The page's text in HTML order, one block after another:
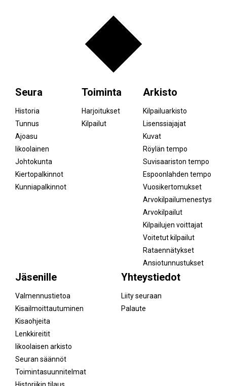
Seura
Historia
Tunnus
Ajoasu
Iikoolainen
Johtokunta
Kiertopalkinnot
Kunniapalkinnot
Toiminta
Harjoitukset
Kilpailut
Arkisto
Kilpailuarkisto
Lisenssiajajat
Kuvat
Röylän tempo
Suvisaariston tempo
Espoonlahden tempo
Vuosikertomukset
Arvokilpailumenestys
Arvokilpailut
Kilpailujen voittajat
Voitetut kilpailut
Rataennätykset
Ansiotunnustukset
Jäsenille
Valmennustietoa
Kisailmoittautuminen
Kisaohjeita
Lenkkireitit
Iikoolaisen arkisto
Seuran säännöt
Toimintasuunnitelmat
Yhteystiedot
Liity seuraan
Palaute